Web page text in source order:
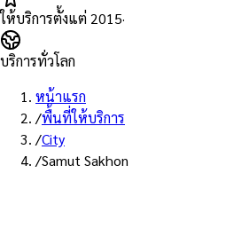
ให้บริการตั้งแต่ 2015·
บริการทั่วโลก
หน้าแรก
/พื้นที่ให้บริการ
/City
/Samut Sakhon